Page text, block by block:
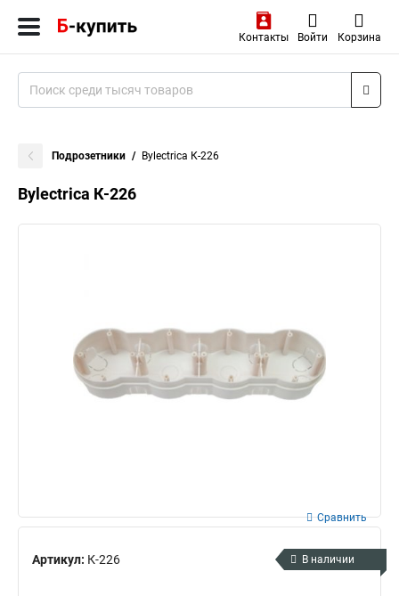
Контакты Войти Корзина
Подрозетники Bylectrica К-226
Bylectrica К-226
Артикул: К-226
Сравнить
В наличии